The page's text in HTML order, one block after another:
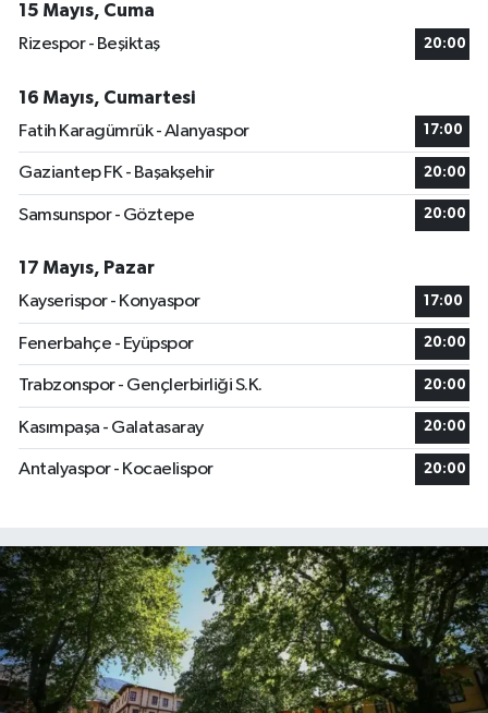
15 Mayıs, Cuma
Rizespor - Beşiktaş
20:00
16 Mayıs, Cumartesi
Fatih Karagümrük - Alanyaspor
17:00
Gaziantep FK - Başakşehir 20:00
Samsunspor - Göztepe 20:00
17 Mayıs, Pazar
Kayserispor - Konyaspor
17:00
Fenerbahçe - Eyüpspor 20:00
Trabzonspor - Gençlerbirliği S.K. 20:00
Kasımpaşa - Galatasaray 20:00
Antalyaspor - Kocaelispor 20:00